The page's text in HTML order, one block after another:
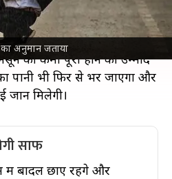
अनुमान जताया
रहा है। भारतीय मौसम विज्ञान
मध्यम से भारी बारिश के साथ-
की रफ्तार से तेज हवाएं भी चल
की कमी पूरी होने की उम्मीद
पानी भी फिर से भर जाएगा और
जान मिलेगी।
साफ
में बादल छाए रहेंगे और